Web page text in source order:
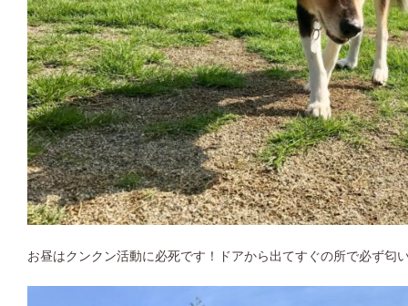
お昼はクンクン活動に必死です！ドアから出てすぐの所で必ず匂